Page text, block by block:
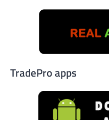
TradePro apps